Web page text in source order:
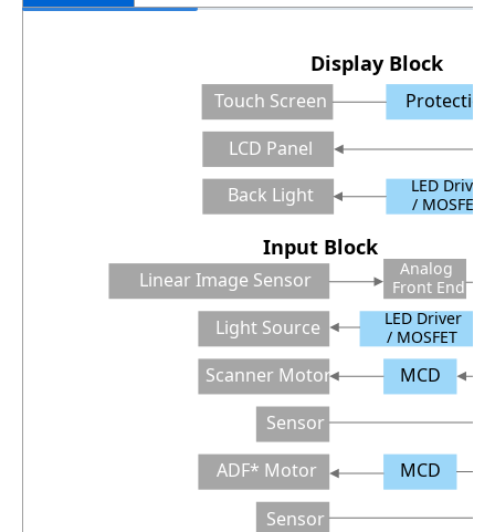
Touch Screen
LCD Panel
Back Light
Analog
Front End
Light Source
Scanner Motor
Sensor
ADF* Motor
Sensor
LED Driver
/ MOSFET
LED Driver
/ MOSFET
Linear Image Sensor
Protection
MCD
MCD
Display Block
Input Block